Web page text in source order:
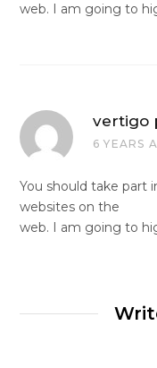
web. I am going to
vertigo
6 YEARS
You should take part
websites on the
web. I am going to